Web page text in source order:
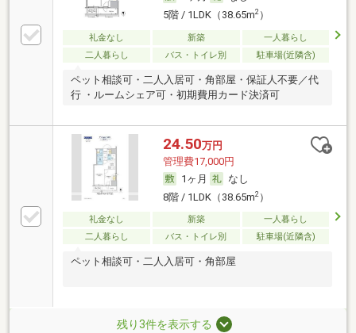
5階 / 1LDK（38.65m2）
礼金なし 新築
一人暮らし
二人暮らし
バス・トイレ別 駐車場(近隣含)
ペット相談可・二人入居可・角部屋・保証人不要／代
行 ・ルームシェア可・初期費用カード決済可
24.50万円
管理費17,000円
1ヶ月
なし
8階 / 1LDK（38.65m2）
礼金なし 新築
一人暮らし
二人暮らし
バス・トイレ別 駐車場(近隣含)
ペット相談可・二人入居可・角部屋
残り3件を表示する